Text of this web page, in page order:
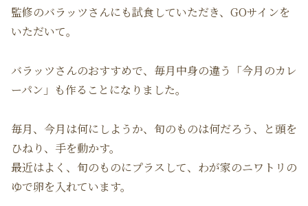
監修のバラッツさんにも試食していただき、GOサインを
いただいて。
バラッツさんのおすすめで、毎月中身の違う「今月のカレ
ーパン」も作ることになりました。
毎月、今月は何にしようか、旬のものは何だろう、と頭を
ひねり、手を動かす。
最近はよく、旬のものにプラスして、わが家のニワトリの
ゆで卵を入れています。